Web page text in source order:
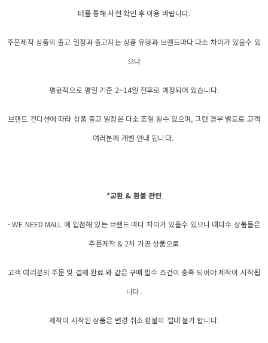
터를 통해 사전 확인 후 이용 바랍니다.
주문제작 상품의 출고 일정과 출고지는 상품 유형과 브랜드마다 다소 차이가 있을수 있
으나
평균적으로 평일 기준 2~14일 전후로 예정되어 있습니다.
브랜드 컨디션에 따라 상품 출고 일정은 다소 조절 될수 있으며, 그런 경우 별도로 고객
여러분께 개별 안내 됩니다.
*교환 & 환불 관련
- WE NEED MALL 에 입점해 있는 브랜드 마다 차이가 있을수 있으나 대다수 상품들은
주문제작 & 2차 가공 상품으로
고객 여러분의 주문 및 결제 완료 와 같은 구매 필수 조건이 충족 되어야 제작이 시작됩
니다.
제작이 시작된 상품은 변경 취소 환불이 절대 불가 합니다.